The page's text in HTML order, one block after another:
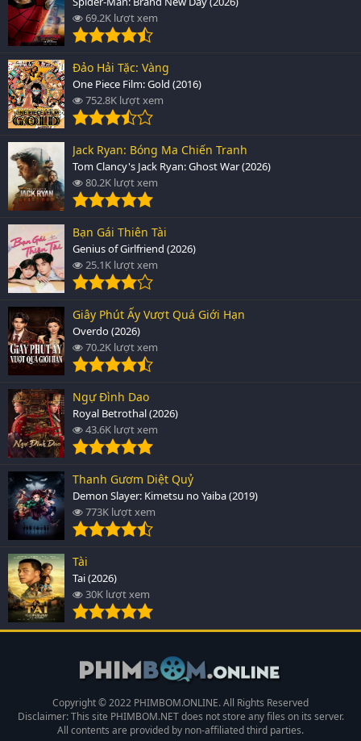
69.2K lượt xem
Đảo Hải Tặc: Vàng
One Piece Film: Gold (2016)
752.8K lượt xem
Jack Ryan: Bóng Ma Chiến Tranh
Tom Clancy's Jack Ryan: Ghost War (2026)
80.2K lượt xem
Bạn Gái Thiên Tài
Genius of Girlfriend (2026)
25.1K lượt xem
Giây Phút Ấy Vượt Quá Giới Hạn
Overdo (2026)
70.2K lượt xem
Ngự Đình Dao
Royal Betrothal (2026)
43.6K lượt xem
Thanh Gươm Diệt Quỷ
Demon Slayer: Kimetsu no Yaiba (2019)
773K lượt xem
Tài
Tai (2026)
30K lượt xem
Copyright © 2022 PHIMBOM.ONLINE. All Rights Reserved
Disclaimer: This site PHIMBOM.NETdoes not store any files on its server.
All contents are provided by non-affiliated third parties.